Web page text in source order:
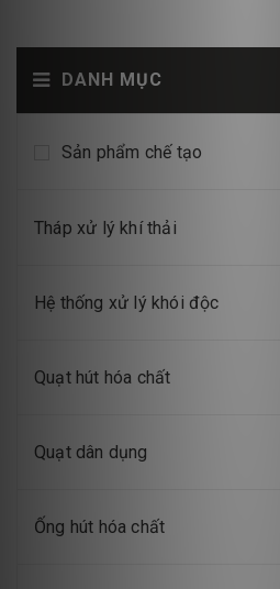
DANH MỤC
Sản phẩm chế tạo
Tháp xử lý khí thải
Hệ thống xử lý khói độc
Quạt hút hóa chất
Quạt dân dụng
Ống hút hóa chất